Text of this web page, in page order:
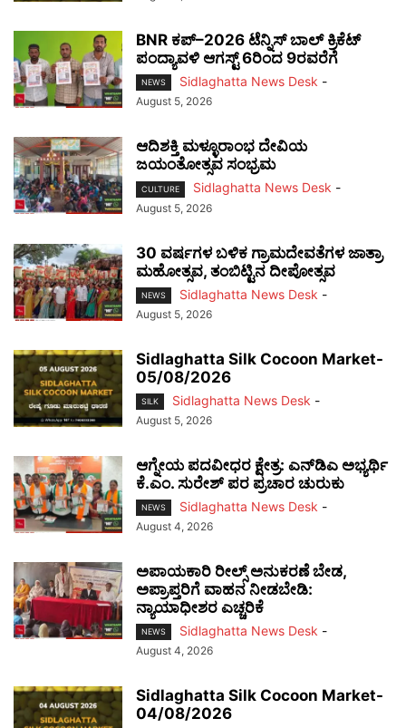
BNR ಕಪ್–2026 ಟೆನ್ನಿಸ್ ಬಾಲ್ ಕ್ರಿಕೆಟ್
ಪಂದ್ಯಾವಳಿ ಆಗಸ್ಟ್ 6ರಿಂದ 9ರವರೆಗೆ
NEWS Sidlaghatta News Desk -
August 5, 2026
ಆದಿಶಕ್ತಿ ಮಳ್ಳೂರಾಂಭ ದೇವಿಯ
ಜಯಂತೋತ್ಸವ ಸಂಭ್ರಮ
CULTURE Sidlaghatta News Desk -
August 5, 2026
30 ವರ್ಷಗಳ ಬಳಿಕ ಗ್ರಾಮದೇವತೆಗಳ ಜಾತ್ರಾ
ಮಹೋತ್ಸವ, ತಂಬಿಟ್ಟಿನ ದೀಪೋತ್ಸವ
NEWS Sidlaghatta News Desk -
August 5, 2026
Sidlaghatta Silk Cocoon Market-
05/08/2026
SILK Sidlaghatta News Desk -
August 5, 2026
ಆಗ್ನೇಯ ಪದವೀಧರ ಕ್ಷೇತ್ರ: ಎನ್‌ಡಿಎ ಅಭ್ಯರ್ಥಿ
ಕೆ.ಎಂ. ಸುರೇಶ್ ಪರ ಪ್ರಚಾರ ಚುರುಕು
NEWS Sidlaghatta News Desk -
August 4, 2026
ಅಪಾಯಕಾರಿ ರೀಲ್ಸ್ ಅನುಕರಣೆ ಬೇಡ,
ಅಪ್ರಾಪ್ತರಿಗೆ ವಾಹನ ನೀಡಬೇಡಿ:
ನ್ಯಾಯಾಧೀಶರ ಎಚ್ಚರಿಕೆ
NEWS Sidlaghatta News Desk -
August 4, 2026
Sidlaghatta Silk Cocoon Market-
04/08/2026